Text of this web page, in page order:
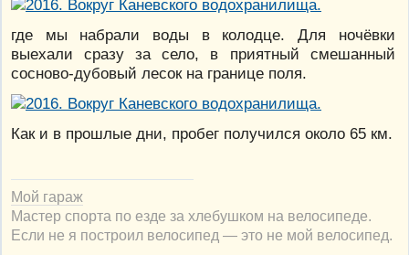
где мы набрали воды в колодце. Для ночёвки
выехали сразу за село, в приятный смешанный
сосново-дубовый лесок на границе поля.
Как и в прошлые дни, пробег получился около 65 км.
Мой гараж
Мастер спорта по езде за хлебушком на велосипеде.
Если не я построил велосипед — это не мой велосипед.